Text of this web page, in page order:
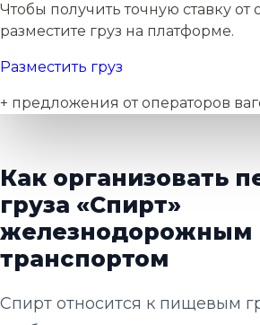
Чтобы получить точную ставку от
разместите груз на платформе.
Разместить груз
+ предложения от операторов
Как организовать
груза «Спирт»
железнодорожным
транспортом
Спирт относится к пищевым